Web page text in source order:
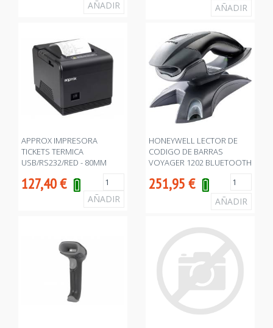
APPROX IMPRESORA
TICKETS TERMICA
USB/RS232/RED - 80MM
127,40€
HONEYWELL LECTOR DE
CODIGO DE BARRAS
VOYAGER 1202 BLUETOOTH
251,95€